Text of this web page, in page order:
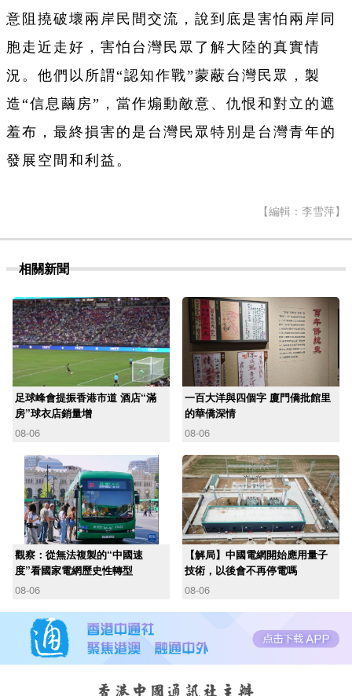
意阻撓破壞兩岸民間交流，說到底是害怕兩岸同
胞走近走好，害怕台灣民眾了解大陸的真實情
況。他們以所謂“認知作戰”蒙蔽台灣民眾，製
造“信息繭房”，當作煽動敵意、仇恨和對立的遮
羞布，最終損害的是台灣民眾特別是台灣青年的
發展空間和利益。
【編輯：李雪萍】
相關新聞
足球峰會提振香港市道 酒店“滿
房”球衣店銷量增
08-06
一百大洋與四個字 廈門僑批館里
的華僑深情
08-06
觀察：從無法複製的“中國速
度”看國家電網歷史性轉型
08-06
【解局】中國電網開始應用量子
技術，以後會不再停電嗎
08-06